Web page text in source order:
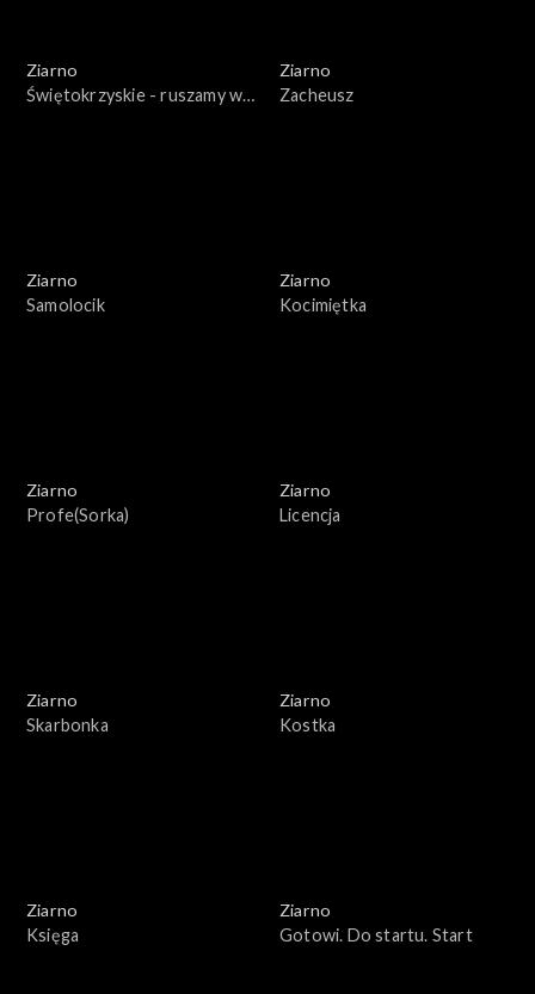
Ziarno
Świętokrzyskie - ruszamy w
Ziarno
Zacheusz
Ziarno
Samolocik
Ziarno
Kocimiętka
Ziarno
Profe(Sorka)
Ziarno
Licencja
Ziarno
Skarbonka
Ziarno
Kostka
Ziarno
Księga
Ziarno
Gotowi. Do startu. Start